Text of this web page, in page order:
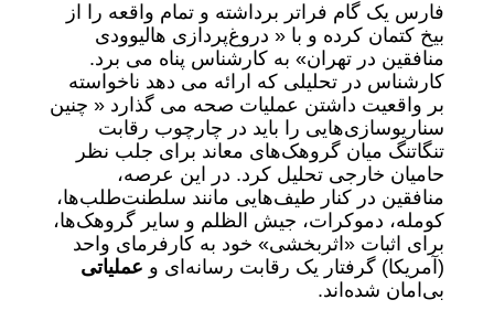
فارس یک گام فراتر برداشته و تمام واقعه را از
بیخ کتمان کرده و با « دروغ‌پردازی هالیوودی
منافقین در تهران» به کارشناس پناه می برد.
کارشناس در تحلیلی که ارائه می دهد ناخواسته
بر واقعیت داشتن عملیات صحه می گذارد « چنین
سناریوسازی‌هایی را باید در چارچوب رقابت
تنگاتنگ میان گروهک‌های معاند برای جلب نظر
حامیان خارجی تحلیل کرد. در این عرصه،
منافقین در کنار طیف‌هایی مانند سلطنت‌طلب‌ها،
کومله، دموکرات، جیش الظلم و سایر گروهک‌ها،
برای اثبات «اثربخشی» خود به کارفرمای واحد
(آمریکا) گرفتار یک رقابت رسانه‌ای و عملیاتی
بی‌امان شده‌اند.